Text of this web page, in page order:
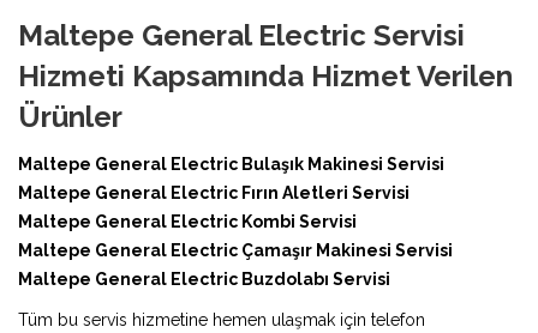
Maltepe General Electric Servisi
Hizmeti Kapsamında Hizmet Verilen
Ürünler
Maltepe General Electric Bulaşık Makinesi Servisi
Maltepe General Electric Fırın Aletleri Servisi
Maltepe General Electric Kombi Servisi
Maltepe General Electric Çamaşır Makinesi Servisi
Maltepe General Electric Buzdolabı Servisi
Tüm bu servis hizmetine hemen ulaşmak için telefon